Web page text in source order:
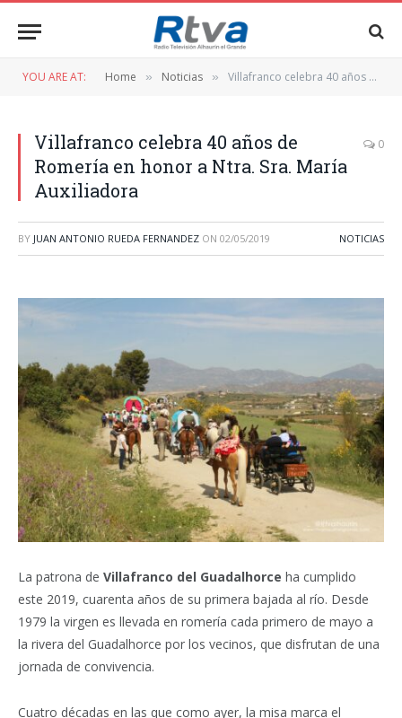
YOU ARE AT: Home » Noticias » Villafranco celebra 40 años de Romería en honor a Ntra. Sra. María Auxiliadora
Villafranco celebra 40 años de
Romería en honor a Ntra. Sra. María
Auxiliadora
0
BY JUAN ANTONIO RUEDA FERNANDEZ ON 02/05/2019 NOTICIAS
La patrona de Villafranco del Guadalhorce ha cumplido
este 2019, cuarenta años de su primera bajada al río. Desde
1979 la virgen es llevada en romería cada primero de mayo a
la rivera del Guadalhorce por los vecinos, que disfrutan de una
jornada de convivencia.
Cuatro décadas en las que como ayer, la misa marca el